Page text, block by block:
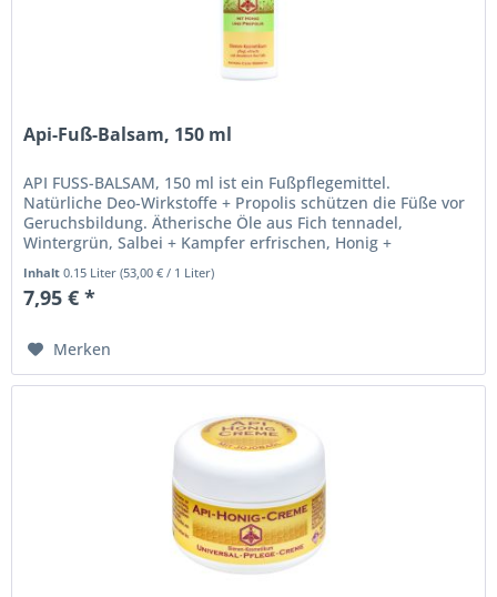
Api-Fuß-Balsam, 150 ml
API FUSS-BALSAM, 150 ml ist ein Fußpflegemittel.
Natürliche Deo-Wirkstoffe + Propolis schützen die Füße vor
Geruchsbildung. Ätherische Öle aus Fich tennadel,
Wintergrün, Salbei + Kampfer erfrischen, Honig +
Sheabutter + Bienenwachs...
Inhalt0.15 Liter(53,00 € / 1 Liter)
7,95 € *
Merken